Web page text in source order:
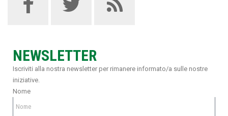
NEWSLETTER
Iscriviti alla nostra newsletter per rimanere informato/a sulle nostre
iniziative.
Nome